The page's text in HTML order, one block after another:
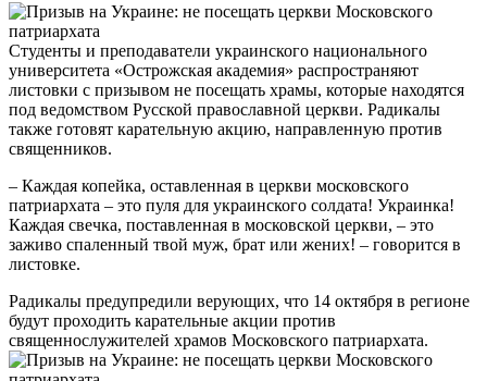
Студенты и преподаватели украинского национального
университета «Острожская академия» распространяют
листовки с призывом не посещать храмы, которые находятся
под ведомством Русской православной церкви. Радикалы
также готовят карательную акцию, направленную против
священников.
– Каждая копейка, оставленная в церкви московского
патриархата – это пуля для украинского солдата! Украинка!
Каждая свечка, поставленная в московской церкви, – это
заживо спаленный твой муж, брат или жених! – говорится в
листовке.
Радикалы предупредили верующих, что 14 октября в регионе
будут проходить карательные акции против
священнослужителей храмов Московского патриархата.